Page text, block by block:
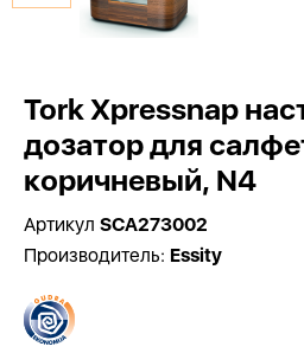
Tork Xpressnap
дозатор для
коричневый, N4
Артикул SCA273002
Производитель: Essity